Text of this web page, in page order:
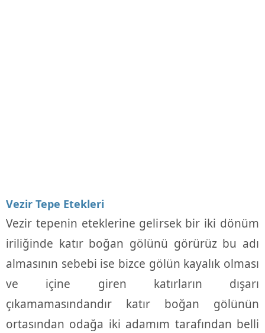
Vezir Tepe Etekleri
Vezir tepenin eteklerine gelirsek bir iki dönüm
iriliğinde katır boğan gölünü görürüz bu adı
almasının sebebi ise bizce gölün kayalık olması
ve içine giren katırların dışarı
çıkamamasındandır katır boğan gölünün
ortasından odağa iki adamım tarafından belli